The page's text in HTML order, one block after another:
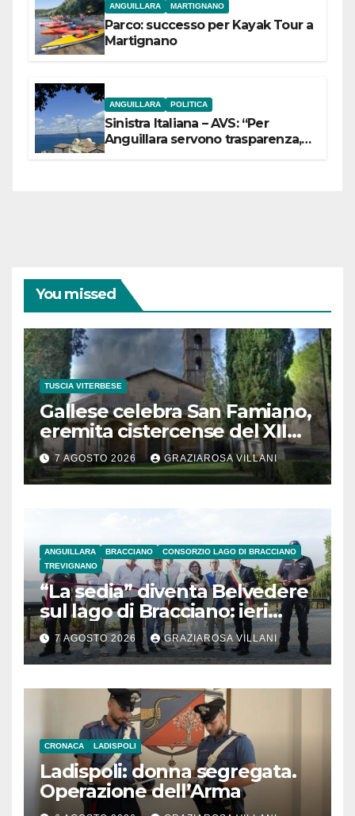
ANGUILLARA MARTIGNANO
Parco: successo per Kayak Tour a
Martignano
ANGUILLARA POLITICA
Sinistra Italiana – AVS: “Per
Anguillara servono trasparenza,
You missed
TUSCIA VITERBESE
Gallese celebra San Famiano,
eremita cistercense del XII
secolo
7 AGOSTO 2026 GRAZIAROSA VILLANI
ANGUILLARA BRACCIANO
CONSORZIO LAGO DI BRACCIANO
TREVIGNANO
“La sedia” diventa Belvedere
sul lago di Bracciano: ieri
l’inaugurazione
7 AGOSTO 2026 GRAZIAROSA VILLANI
CRONACA LADISPOLI
Ladispoli: donna segregata.
Operazione dell’Arma